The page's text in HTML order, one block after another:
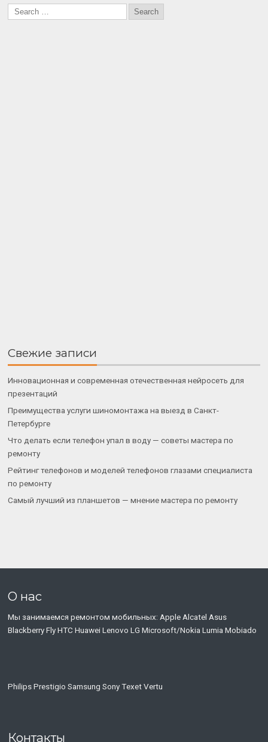
Свежие записи
Инновационная и современная отечественная нейросеть для
презентаций
Преимущества услуги шиномонтажа на выезд в Санкт-
Петербурге
Что делать если телефон упал в воду — советы мастера по
ремонту
Рейтинг телефонов и моделей телефонов глазами специалиста
по ремонту
Самый лучший из планшетов — мнение мастера по ремонту
О нас
Мы занимаемся ремонтом мобильных: Apple Alcatel Asus
Blackberry Fly HTC Huawei Lenovo LG Microsoft/Nokia Lumia Mobiado
Philips Prestigio Samsung Sony Тexet Vertu
Контакты